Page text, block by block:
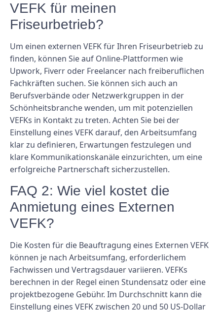
VEFK für meinen
Friseurbetrieb?
Um einen externen VEFK für Ihren Friseurbetrieb zu
finden, können Sie auf Online-Plattformen wie
Upwork, Fiverr oder Freelancer nach freiberuflichen
Fachkräften suchen. Sie können sich auch an
Berufsverbände oder Netzwerkgruppen in der
Schönheitsbranche wenden, um mit potenziellen
VEFKs in Kontakt zu treten. Achten Sie bei der
Einstellung eines VEFK darauf, den Arbeitsumfang
klar zu definieren, Erwartungen festzulegen und
klare Kommunikationskanäle einzurichten, um eine
erfolgreiche Partnerschaft sicherzustellen.
FAQ 2: Wie viel kostet die
Anmietung eines Externen
VEFK?
Die Kosten für die Beauftragung eines Externen VEFK
können je nach Arbeitsumfang, erforderlichem
Fachwissen und Vertragsdauer variieren. VEFKs
berechnen in der Regel einen Stundensatz oder eine
projektbezogene Gebühr. Im Durchschnitt kann die
Einstellung eines VEFK zwischen 20 und 50 US-Dollar